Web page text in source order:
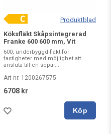
Produktblad
Köksfläkt Skåpsintegrerad
Franke 600 600 mm, Vit
600, underbyggd fläkt för
fastigheter med möjlighet att
ansluta till en separ...
Art nr. 1200267575
6708 kr
Köp